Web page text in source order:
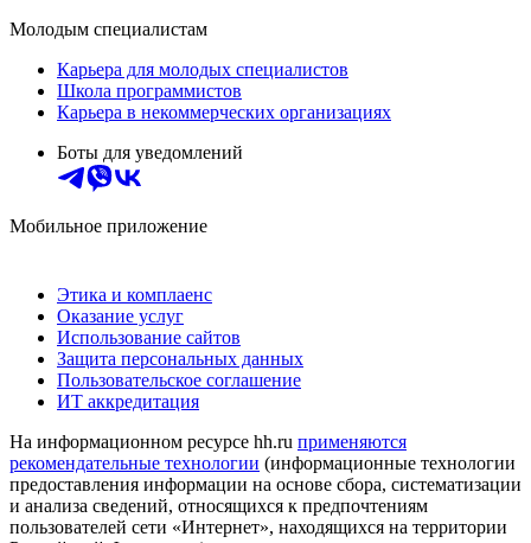
Молодым специалистам
Карьера для молодых специалистов
Школа программистов
Карьера в некоммерческих организациях
Боты для уведомлений
Мобильное приложение
Этика и комплаенс
Оказание услуг
Использование сайтов
Защита персональных данных
Пользовательское соглашение
ИТ аккредитация
На информационном ресурсе hh.ru применяются
рекомендательные технологии (информационные технологии
предоставления информации на основе сбора, систематизации
и анализа сведений, относящихся к предпочтениям
пользователей сети «Интернет», находящихся на территории